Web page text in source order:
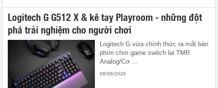
Logitech G G512 X & kê tay Playroom - những đột
phá trải nghiệm cho người chơi
Logitech G vừa chính thức ra mắt bàn
phím chơi game switch lai TMR
Analog/Cơ ...
08/06/2026